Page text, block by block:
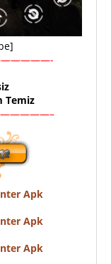
Temiz
Apk
Apk
Apk